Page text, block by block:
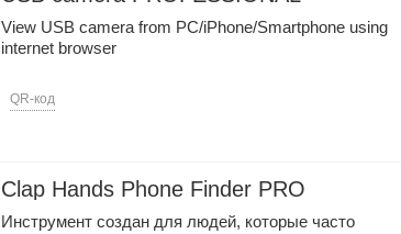
View USB camera from PC/iPhone/Smartphone using
internet browser
QR-код
Clap Hands Phone Finder PRO
Инструмент создан для людей, которые часто